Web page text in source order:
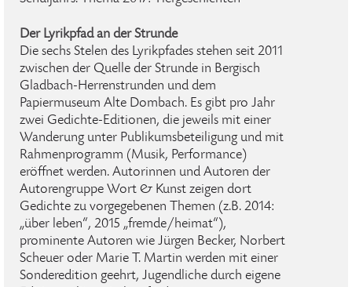
Der Lyrikpfad an der Strunde
Die sechs Stelen des Lyrikpfades stehen seit 2011
zwischen der Quelle der Strunde in Bergisch
Gladbach-Herrenstrunden und dem
Papiermuseum Alte Dombach. Es gibt pro Jahr
zwei Gedichte-Editionen, die jeweils mit einer
Wanderung unter Publikumsbeteiligung und mit
Rahmenprogramm (Musik, Performance)
eröffnet werden. Autorinnen und Autoren der
Autorengruppe Wort & Kunst zeigen dort
Gedichte zu vorgegebenen Themen (z.B. 2014:
„über leben“, 2015 „fremde/heimat“),
prominente Autoren wie Jürgen Becker, Norbert
Scheuer oder Marie T. Martin werden mit einer
Sonderedition geehrt, Jugendliche durch eigene